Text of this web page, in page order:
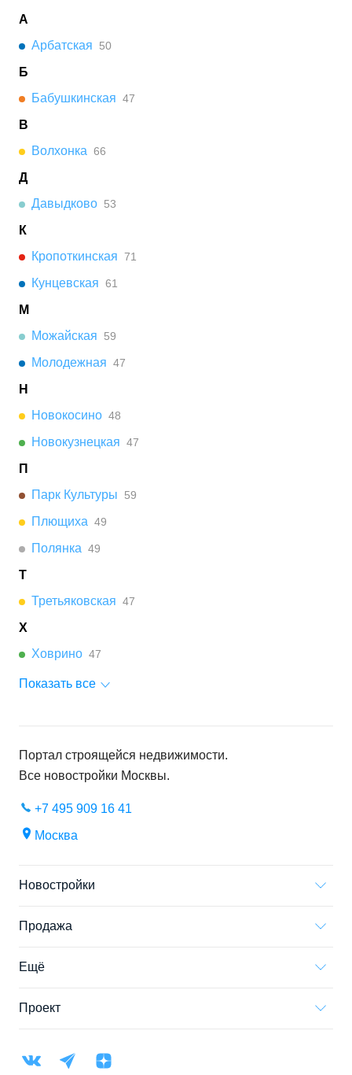
А
Арбатская
50
Б
Бабушкинская 47
В
Волхонка 66
Д
Давыдково 53
К
Кропоткинская 71
Кунцевская 61
М
Можайская
59
Молодежная 47
Н
Новокосино 48
Новокузнецкая 47
П
Парк Культуры
59
Плющиха 49
Полянка 49
Т
Третьяковская 47
Х
Ховрино 47
Показать все
Портал строящейся недвижимости.
Все новостройки Москвы.
+7 495 909 16 41
Москва
Новостройки
Продажа
Ещё
Проект